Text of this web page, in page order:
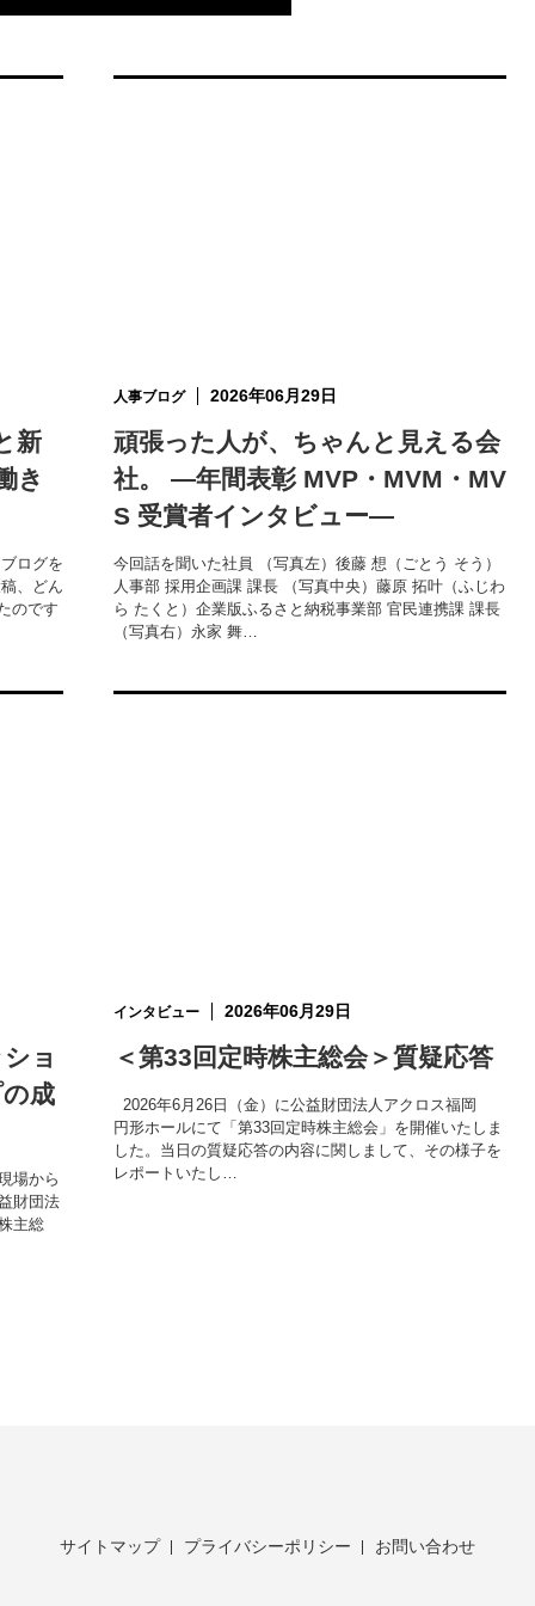
新
き
ログを
、どん
のです
人事ブログ 2026年06月29日
頑張った人が、ちゃんと見える会
社。 ―年間表彰 MVP・MVM・MV
S 受賞者インタビュー―
今回話を聞いた社員 （写真左）後藤 想（ごとう そう）
人事部 採用企画課 課長 （写真中央）藤原 拓叶（ふじわ
ら たくと）企業版ふるさと納税事業部 官民連携課 課長
（写真右）永家 舞…
ョ
成
場から
財団法
主総
インタビュー 2026年06月29日
＜第33回定時株主総会＞質疑応答
2026年6月26日（金）に公益財団法人アクロス福岡
円形ホールにて「第33回定時株主総会」を開催いたしま
した。当日の質疑応答の内容に関しまして、その様子を
レポートいたし…
サイトマップ プライバシーポリシー お問い合わせ